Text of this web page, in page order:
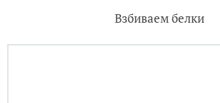
Взбиваем белки